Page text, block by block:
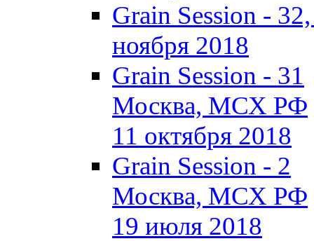
Grain Session -
ноября 2018
Grain Session - 31
Москва, МСХ РФ
11 октября 2018
Grain Session - 2
Москва, МСХ РФ
19 июля 2018